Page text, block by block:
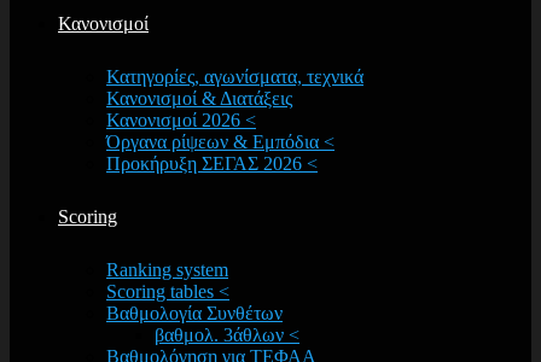
Κανονισμοί
Κατηγορίες, αγωνίσματα, τεχνικά
Κανονισμοί & Διατάξεις
Κανονισμοί 2026 <
Όργανα ρίψεων & Εμπόδια <
Προκήρυξη ΣΕΓΑΣ 2026 <
Scoring
Ranking system
Scoring tables <
Βαθμολογία Συνθέτων
βαθμολ. 3άθλων <
Βαθμολόγηση για ΤΕΦΑΑ